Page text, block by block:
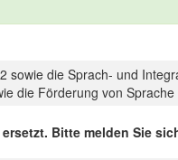
sowie die Sprach- und
die Förderung von
Bitte melden Sie